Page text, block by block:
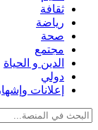
ثقافة
رياضة
صحة
مجتمع
الدين و الحياة
دولي
إعلانات وإشهار